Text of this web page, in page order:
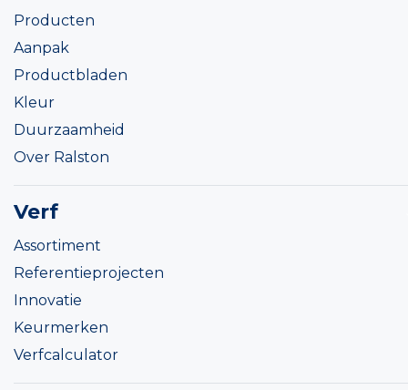
Producten
Aanpak
Productbladen
Kleur
Duurzaamheid
Over Ralston
Verf
Assortiment
Referentieprojecten
Innovatie
Keurmerken
Verfcalculator